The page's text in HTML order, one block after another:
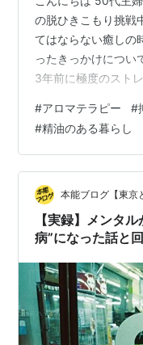
の脱ひきこもり挑戦
てはならない癒しの
ったきっかけについ
3年前に極度のスト
私を連れ出してくれ
と手渡された手作り
地よい香りに包まれ
しました 「もっと
ことが、アロマにつ
た 【心を支えて…
#アロマテラピー #
#精油のある暮らし
本能ブログ【東京
【実録】メンタ
病”になった話と